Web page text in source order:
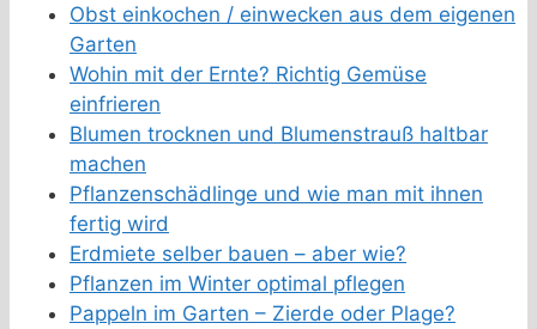
Obst einkochen / einwecken aus dem eigenen
Garten
Wohin mit der Ernte? Richtig Gemüse
einfrieren
Blumen trocknen und Blumenstrauß haltbar
machen
Pflanzenschädlinge und wie man mit ihnen
fertig wird
Erdmiete selber bauen – aber wie?
Pflanzen im Winter optimal pflegen
Pappeln im Garten – Zierde oder Plage?